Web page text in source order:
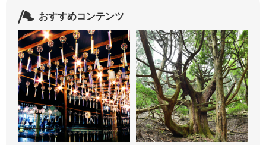
おすすめコンテンツ